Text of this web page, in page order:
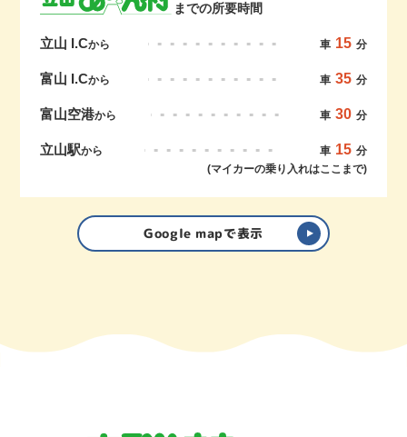
までの所要時間
立山 I.Cから 車 15 分
富山 I.Cから 車 35 分
富山空港から 車 30 分
立山駅から 車 15 分
(マイカーの乗り入れはここまで)
Google mapで表示